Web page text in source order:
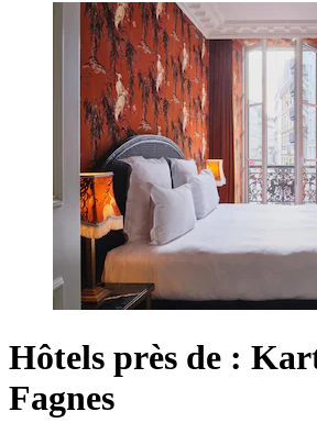
Hôtels près de :
Fagnes